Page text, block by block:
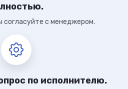
с менеджером.
по исполнителю.